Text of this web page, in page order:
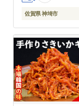
佐賀県 神埼市